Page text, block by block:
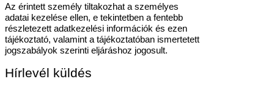
Az érintett személy tiltakozhat a személyes
adatai kezelése ellen, e tekintetben a fentebb
részletezett adatkezelési információk és ezen
tájékoztató, valamint a tájékoztatóban ismertetett
jogszabályok szerinti eljáráshoz jogosult.
Hírlevél küldés